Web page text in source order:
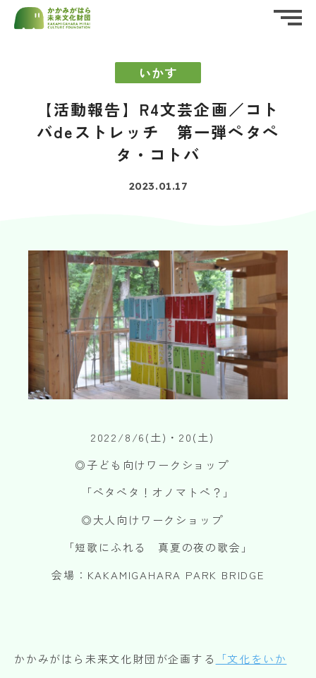
公益財団法人かかみがはら未来文化財団
（後援名義使用）承認申請書
資料・申請書ダウンロード（PDF・Word）
※上記の各種申請は郵送またはお問い合わせフォームからデータをアップロードす
ることでご依頼いただけます。
〒504-0813 岐阜県各務原市蘇原中央町 2-1-8（各務原市文化会館内）
お知らせ
EVENT
活動報告
REPORT
応援する
SUPPORT
各務原市文化会館
HALL
各種資料DL
いかす
【活動報告】R4文芸企画／コト
バdeストレッチ 第一弾ペタペ
タ・コトバ
2023.01.17
2022/8/6(土)・20(土)
◎子ども向けワークショップ
「ペタペタ！オノマトペ？」
◎大人向けワークショップ
「短歌にふれる 真夏の夜の歌会」
会場：KAKAMIGAHARA PARK BRIDGE
かかみがはら未来文化財団が企画する
「文化をいか